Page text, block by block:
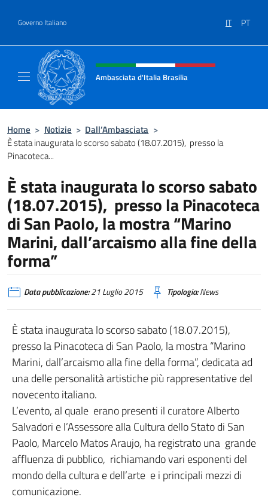
Governo Italiano IT PT
Intestazione sito, social e menù
Ambasciata d'Italia Brasilia
Home > Notizie > Dall’Ambasciata >
È stata inaugurata lo scorso sabato (18.07.2015), presso la
Pinacoteca...
È stata inaugurata lo scorso sabato
(18.07.2015), presso la Pinacoteca
di San Paolo, la mostra “Marino
Marini, dall’arcaismo alla fine della
forma”
Data pubblicazione:21 Luglio 2015 Tipologia:News
È stata inaugurata lo scorso sabato (18.07.2015),
presso la Pinacoteca di San Paolo, la mostra “Marino
Marini, dall’arcaismo alla fine della forma”, dedicata ad
una delle personalità artistiche più rappresentative del
novecento italiano.
L’evento, al quale erano presenti il curatore Alberto
Salvadori e l’Assessore alla Cultura dello Stato di San
Paolo, Marcelo Matos Araujo, ha registrato una grande
affluenza di pubblico, richiamando vari esponenti del
mondo della cultura e dell’arte e i principali mezzi di
comunicazione.